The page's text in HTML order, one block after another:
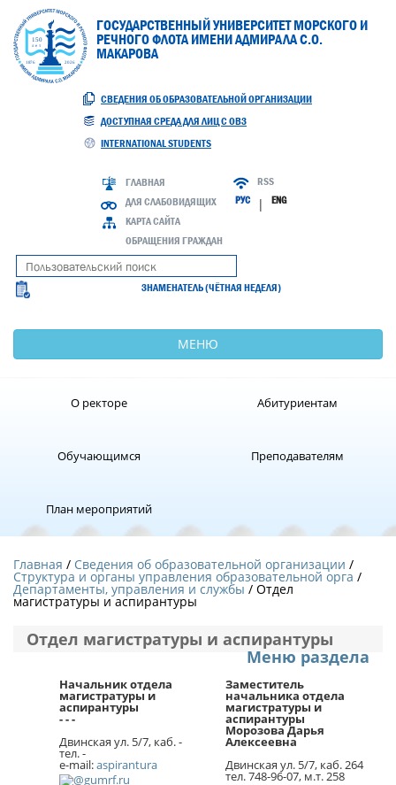
ГОСУДАРСТВЕННЫЙ УНИВЕРСИТЕТ МОРСКОГО И
РЕЧНОГО ФЛОТА ИМЕНИ АДМИРАЛА С.О.
МАКАРОВА
СВЕДЕНИЯ ОБ ОБРАЗОВАТЕЛЬНОЙ ОРГАНИЗАЦИИ
ДОСТУПНАЯ СРЕДА ДЛЯ ЛИЦ С ОВЗ
INTERNATIONAL STUDENTS
ГЛАВНАЯ
ДЛЯ СЛАБОВИДЯЩИХ
КАРТА САЙТА
ОБРАЩЕНИЯ ГРАЖДАН
RSS
РУС | ENG
ЗНАМЕНАТЕЛЬ (ЧЁТНАЯ НЕДЕЛЯ)
МЕНЮ
О ректоре Абитуриентам
Обучающимся Преподавателям
План мероприятий
Главная Сведения об образовательной организации
Структура и органы управления образовательной орга
Департаменты, управления и службы / Отдел
магистратуры и аспирантуры
Отдел магистратуры и аспирантуры
Меню раздела
Начальник отдела
магистратуры и
аспирантуры
- - -
Двинская ул. 5/7, каб. -
тел. -
e-mail:aspirantura
Заместитель
начальника отдела
магистратуры и
аспирантуры
Морозова Дарья
Алексеевна
Двинская ул. 5/7, каб. 264
тел. 748-96-07, м.т. 258